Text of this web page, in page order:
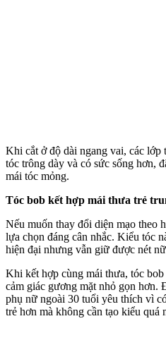
Khi cắt ở độ dài ngang vai, các lớp
tóc trông dày và có sức sống hơn,
mái tóc mỏng.
Tóc bob kết hợp mái thưa trẻ
Nếu muốn thay đổi diện mạo theo
lựa chọn đáng cân nhắc. Kiểu tóc
hiện đại nhưng vẫn giữ được nét
Khi kết hợp cùng mái thưa, tóc
cảm giác gương mặt nhỏ gọn hơn.
phụ nữ ngoài 30 tuổi yêu thích vì
trẻ hơn mà không cần tạo kiểu quá